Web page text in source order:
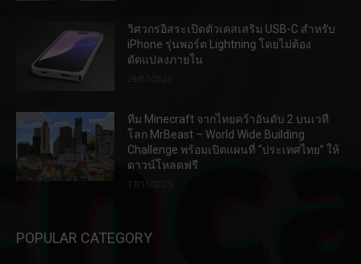
วิศวกรอิสระเปิดตัวเคสเสริม USB-C สำหรับ
iPhone รุ่นพอร์ต Lightning โดยไม่ต้อง
ดัดแปลงภายใน
ทีม Minecraft จากไทยคว้าอันดับ 2 บนเวที
โลก MrBeast – World Wide Building
Challenge พร้อมเปิดแผนที่ “ประเทศไทย” ให้
ดาวน์โหลดฟรี
17/11/2025
POPULAR CATEGORY